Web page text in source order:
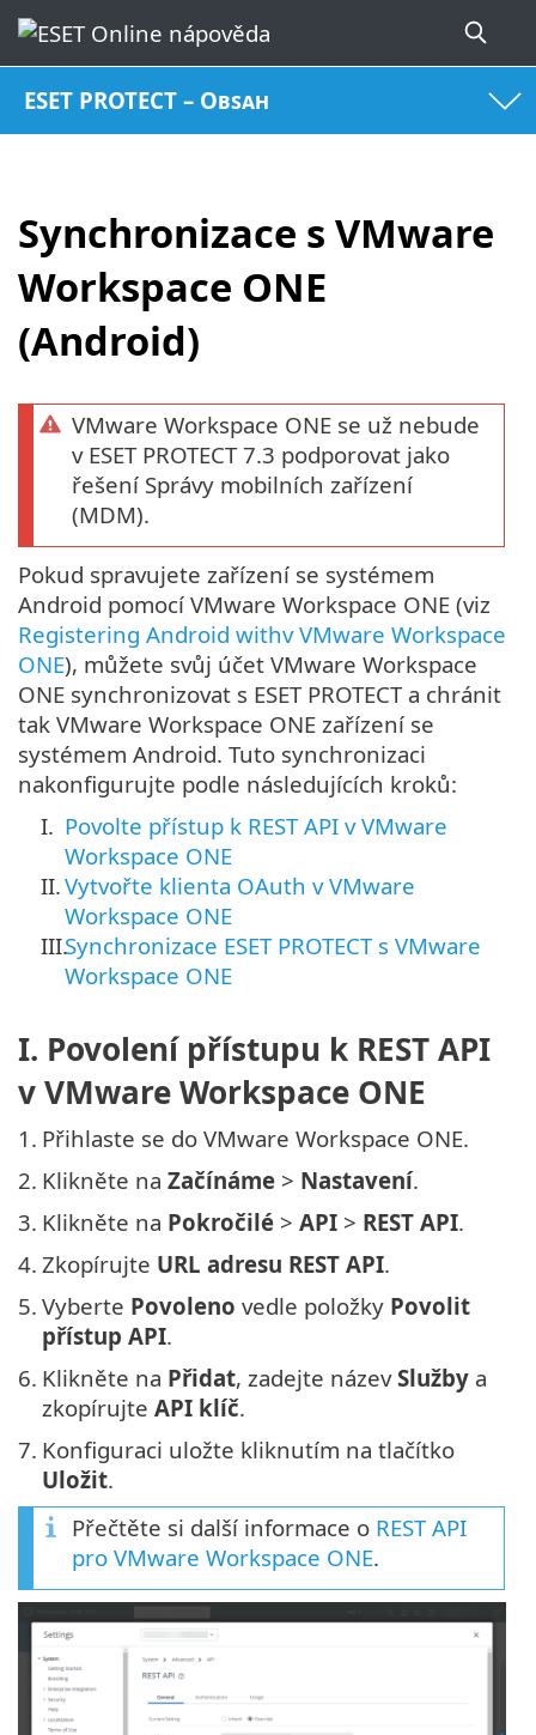
ESET PROTECT – Obsah
Synchronizace s VMware
Workspace ONE
(Android)
VMware Workspace ONE se už nebude
v ESET PROTECT 7.3 podporovat jako
řešení Správy mobilních zařízení
(MDM).
Pokud spravujete zařízení se systémem
Android pomocí VMware Workspace ONE (viz
Registering Android withv VMware Workspace
ONE), můžete svůj účet VMware Workspace
ONE synchronizovat s ESET PROTECT a chránit
tak VMware Workspace ONE zařízení se
systémem Android. Tuto synchronizaci
nakonfigurujte podle následujících kroků:
I. Povolte přístup k REST API v VMware
Workspace ONE
II.Vytvořte klienta OAuth v VMware
Workspace ONE
III.Synchronizace ESET PROTECT s VMware
Workspace ONE
I. Povolení přístupu k REST API
v VMware Workspace ONE
1. Přihlaste se do VMware Workspace ONE.
2. Klikněte na Začínáme > Nastavení.
3. Klikněte na Pokročilé > API > REST API.
4. Zkopírujte URL adresu REST API.
5. Vyberte Povoleno vedle položky Povolit
přístup API.
6. Klikněte na Přidat, zadejte názevSlužby a
zkopírujte API klíč.
7. Konfiguraci uložte kliknutím na tlačítko
Uložit.
Přečtěte si další informace o REST API
pro VMware Workspace ONE.